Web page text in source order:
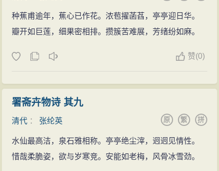
种蕉甫逾年，蕉心已作花。浓苞擢菡萏，亭亭迎日华。
瓣开如巨莲，细果密相排。攒簇苦难展，芳绪纷如麻。
赞(0)
署斋卉物诗 其九
清代 ： 张纶英 拼
繁
原
水仙最高洁，泉石雅相称。亭亭绝尘滓，迥迥见情性。
惜哉柔脆姿，欲与岁寒竞。安能如老梅，风骨冰雪劲。